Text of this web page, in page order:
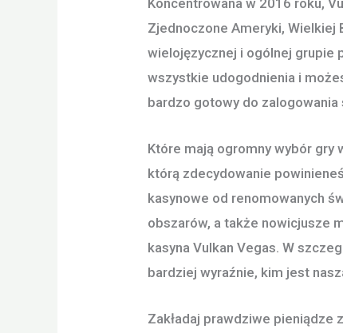
Zjednoczone Ameryki, Wielkiej
wielojęzycznej i ogólnej grupie
wszystkie udogodnienia i
bardzo gotowy do
Które mają ogromny wybór gry
którą zdecydowanie
kasynowe od renomowanych
obszarów, a także nowicjusze
kasyna Vulkan Vegas. W
bardziej wyraźnie, kim jest
Zakładaj prawdziwe pieniądze